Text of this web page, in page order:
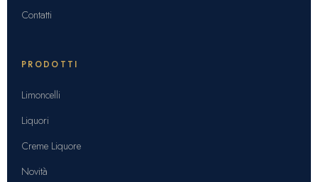
Contatti
PRODOTTI
Limoncelli
Liquori
Creme Liquore
Novità